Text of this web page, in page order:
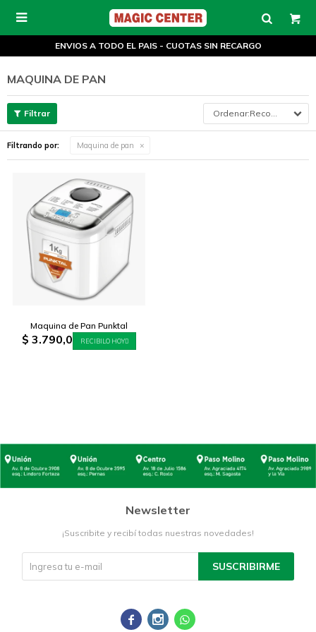

ENVIOS A TODO EL PAIS - CUOTAS SIN RECARGO
MAQUINA DE PAN
Recomendados
Filtrando por: Maquina de pan
Maquina de Pan Punktal
$ 3.790,0 RECIBILO HOY
Newsletter
¡Suscribite y recibí todas nuestras novedades!
SUSCRIBIRME
  